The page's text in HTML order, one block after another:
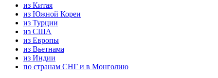
из Китая
из Южной Кореи
из Турции
из США
из Европы
из Вьетнама
из Индии
по странам СНГ и в Монголию